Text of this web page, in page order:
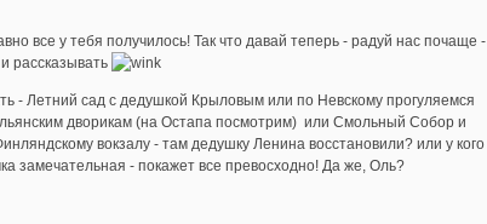
все у тебя получилось! Так что давай теперь - радуй нас почаще -
рассказывать
- Летний сад с дедушкой Крыловым или по Невскому прогуляемся
дворикам (на Остапа посмотрим) или Смольный Собор и
вокзалу - там дедушку Ленина восстановили? или у кого
замечательная - покажет все превосходно! Да же, Оль?